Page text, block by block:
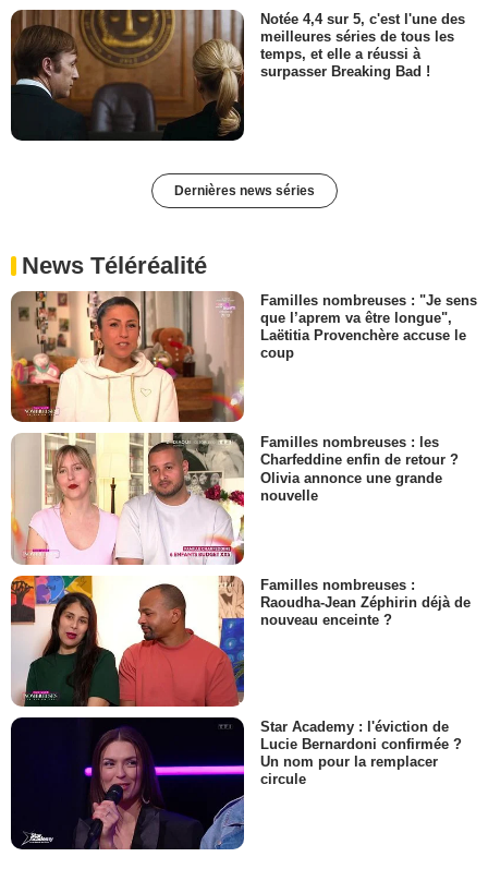
Notée 4,4 sur 5, c'est l'une des
meilleures séries de tous les
temps, et elle a réussi à
surpasser Breaking Bad !
Dernières news séries
News Téléréalité
Familles nombreuses : "Je sens
que l’aprem va être longue",
Laëtitia Provenchère accuse le
coup
Familles nombreuses : les
Charfeddine enfin de retour ?
Olivia annonce une grande
nouvelle
Familles nombreuses :
Raoudha-Jean Zéphirin déjà de
nouveau enceinte ?
Star Academy : l'éviction de
Lucie Bernardoni confirmée ?
Un nom pour la remplacer
circule